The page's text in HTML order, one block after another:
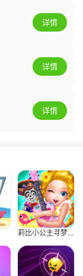
详情
详情
详情
莉比小公主寻梦音乐会